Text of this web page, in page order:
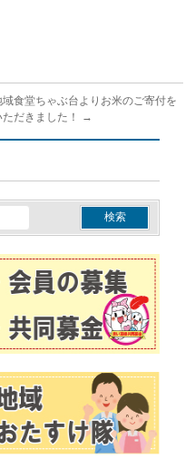
域食堂ちゃぶ台よりお米のご寄付を
ただきました！
→